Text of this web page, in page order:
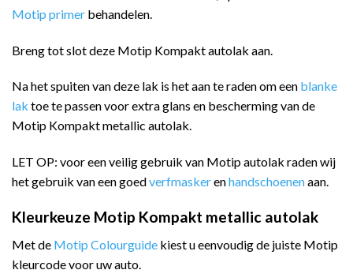
Motip primer behandelen.
Breng tot slot deze Motip Kompakt autolak aan.
Na het spuiten van deze lak is het aan te raden om een blanke
lak toe te passen voor extra glans en bescherming van de
Motip Kompakt metallic autolak.
LET OP: voor een veilig gebruik van Motip autolak raden wij
het gebruik van een goedverfmaskerenhandschoenenaan.
Kleurkeuze Motip Kompakt metallic autolak
Met de Motip Colourguide kiest u eenvoudig de juiste Motip
kleurcode voor uw auto.